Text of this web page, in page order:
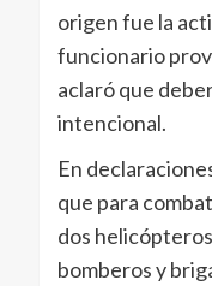
origen fue la
funcionario
aclaró que
intencional.
En
que para
dos
bomberos y